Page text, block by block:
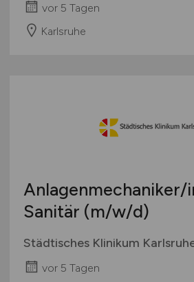
vor 5 Tagen
Karlsruhe
Anlagenmechaniker/
Sanitär (m/w/d)
Städtisches Klinikum
vor 5 Tagen